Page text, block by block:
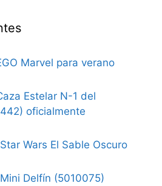
Marvel para verano
Estelar N-1 del
oficialmente
Wars El Sable Oscuro
Delfín (5010075)